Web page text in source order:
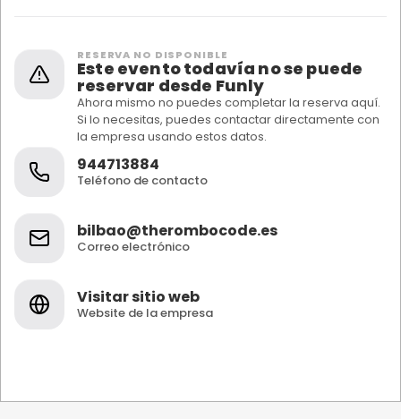
RESERVA NO DISPONIBLE
Este evento todavía no se puede
reservar desde Funly
Ahora mismo no puedes completar la reserva aquí.
Si lo necesitas, puedes contactar directamente con
la empresa usando estos datos.
944713884
Teléfono de contacto
bilbao@therombocode.es
Correo electrónico
Visitar sitio web
Website de la empresa